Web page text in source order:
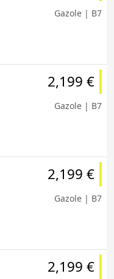
Gazole | B7
2,199 €
Gazole | B7
2,199 €
Gazole | B7
2,199 €